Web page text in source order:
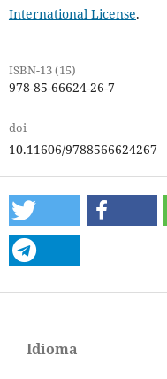
International License.
ISBN-13 (15)
978-85-66624-26-7
doi
10.11606/9788566624267
Idioma